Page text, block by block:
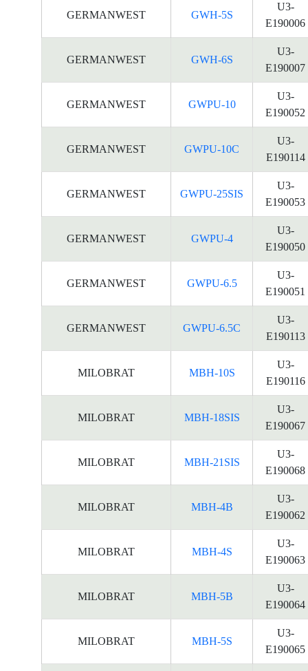
GERMANWEST GWH-5S
U3-
E190006
GERMANWEST GWH-6S
U3-
E190007
GERMANWEST GWPU-10
U3-
E190052
GERMANWEST GWPU-10C
U3-
E190114
GERMANWEST GWPU-25SIS
U3-
E190053
GERMANWEST GWPU-4
U3-
E190050
GERMANWEST GWPU-6.5
U3-
E190051
GERMANWEST GWPU-6.5C
U3-
E190113
MILOBRAT MBH-10S
U3-
E190116
MILOBRAT MBH-18SIS
U3-
E190067
MILOBRAT MBH-21SIS
U3-
E190068
MILOBRAT MBH-4B
U3-
E190062
MILOBRAT MBH-4S
U3-
E190063
MILOBRAT MBH-5B
U3-
E190064
MILOBRAT MBH-5S
U3-
E190065